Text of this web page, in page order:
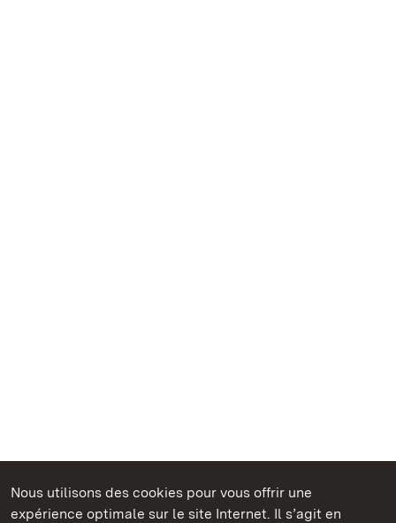
Nous utilisons des cookies pour vous offrir une
expérience optimale sur le site Internet. Il s’agit en
Châteaux et jardins publics du Bade-Wurtemberg